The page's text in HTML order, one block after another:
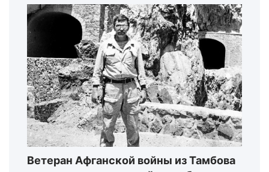
Ветеран Афганской войны из Тамбова